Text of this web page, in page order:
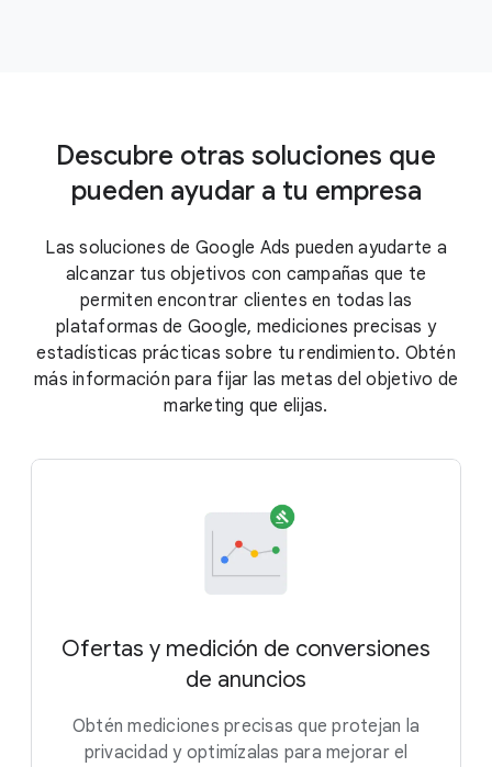
Descubre otras soluciones que
pueden ayudar a tu empresa
Las soluciones de Google Ads pueden ayudarte a
alcanzar tus objetivos con campañas que te
permiten encontrar clientes en todas las
plataformas de Google, mediciones precisas y
estadísticas prácticas sobre tu rendimiento. Obtén
más información para fijar las metas del objetivo de
marketing que elijas.
Ofertas y medición de conversiones
de anuncios
Obtén mediciones precisas que protejan la
privacidad y optimízalas para mejorar el